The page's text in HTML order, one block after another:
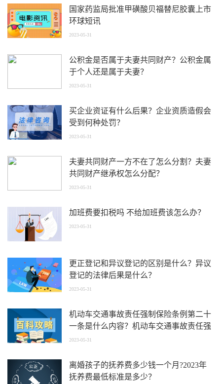
国家药监局批准甲磺酸贝福替尼胶囊上市
环球短讯
2023-05-31
公积金是否属于夫妻共同财产？公积金属
于个人还是属于夫妻？
2023-05-31
买企业资证有什么后果？企业资质造假会
受到何种处罚？
2023-05-31
夫妻共同财产一方不在了怎么分割？夫妻
共同财产继承权怎么分配？
2023-05-31
加班费要扣税吗 不给加班费该怎么办？
2023-05-31
更正登记和异议登记的区别是什么？异议
登记的法律后果是什么？
2023-05-31
机动车交通事故责任强制保险条例第二十
一条是什么内容？机动车交通事故责任强
制保险是指什么？
2023-05-31
离婚孩子的抚养费多少钱一个月?2023年
抚养费最低标准是多少？